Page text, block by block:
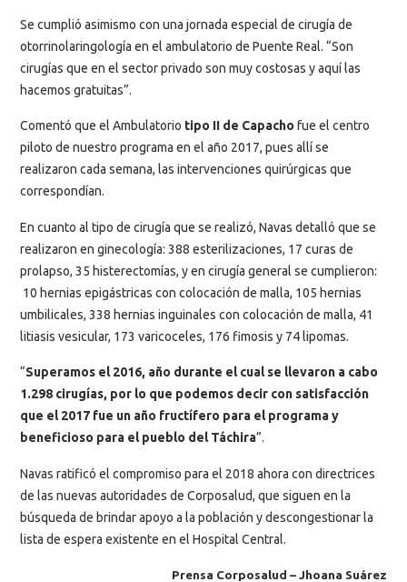
Se cumplió asimismo con una jornada especial de cirugía de
otorrinolaringología en el ambulatorio de Puente Real. “Son
cirugías que en el sector privado son muy costosas y aquí las
hacemos gratuitas”.
Comentó que el Ambulatorio tipo II de Capacho fue el centro
piloto de nuestro programa en el año 2017, pues allí se
realizaron cada semana, las intervenciones quirúrgicas que
correspondían.
En cuanto al tipo de cirugía que se realizó, Navas detalló que se
realizaron en ginecología: 388 esterilizaciones, 17 curas de
prolapso, 35 histerectomías, y en cirugía general se cumplieron:
10 hernias epigástricas con colocación de malla, 105 hernias
umbilicales, 338 hernias inguinales con colocación de malla, 41
litiasis vesicular, 173 varicoceles, 176 fimosis y 74 lipomas.
“Superamos el 2016, año durante el cual se llevaron a cabo
1.298 cirugías, por lo que podemos decir con satisfacción
que el 2017 fue un año fructífero para el programa y
beneficioso para el pueblo del Táchira”.
Navas ratificó el compromiso para el 2018 ahora con directrices
de las nuevas autoridades de Corposalud, que siguen en la
búsqueda de brindar apoyo a la población y descongestionar la
lista de espera existente en el Hospital Central.
Prensa Corposalud – Jhoana Suárez